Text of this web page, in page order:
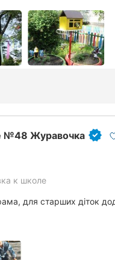
№48 Журавочка
к школе
для старших діток